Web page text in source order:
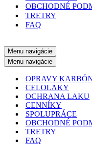
OBCHODNÉ
TRETRY
FAQ
Menu navigácie
Menu navigácie
OPRAVY
CELOLAKY
OCHRANA LAKU
CENNÍKY
SPOLUPRÁCE
OBCHODNÉ
TRETRY
FAQ